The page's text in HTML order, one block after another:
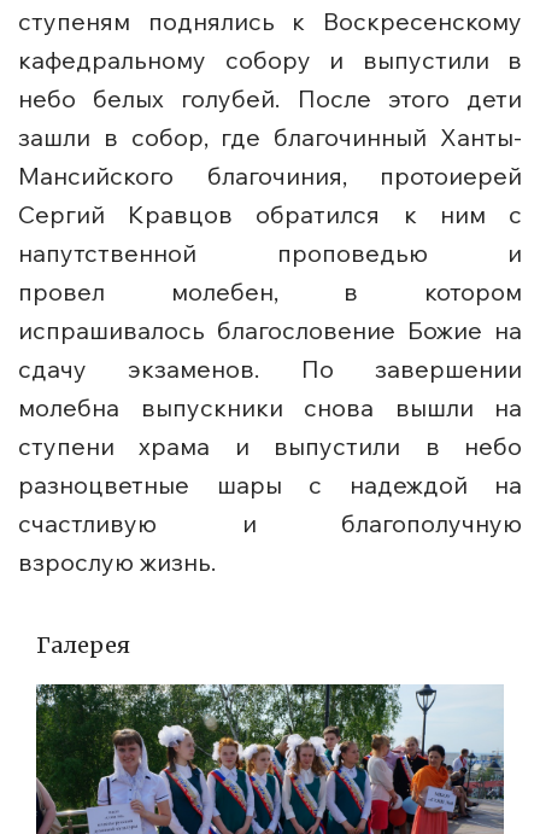
ступеням поднялись к Воскресенскому
кафедральному собору и выпустили в
небо белых голубей. После этого дети
зашли в собор, где благочинный Ханты-
Мансийского благочиния, протоиерей
Сергий Кравцов обратился к ним с
напутственной проповедью и
провел молебен, в котором
испрашивалось благословение Божие на
сдачу экзаменов. По завершении
молебна выпускники снова вышли на
ступени храма и выпустили в небо
разноцветные шары с надеждой на
счастливую и благополучную
взрослую жизнь.
Галерея